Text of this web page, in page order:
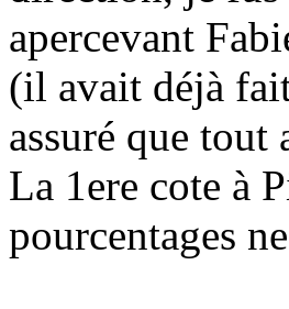
apercevant
(il avait déjà
assuré que
La 1ere cote à
pourcentages